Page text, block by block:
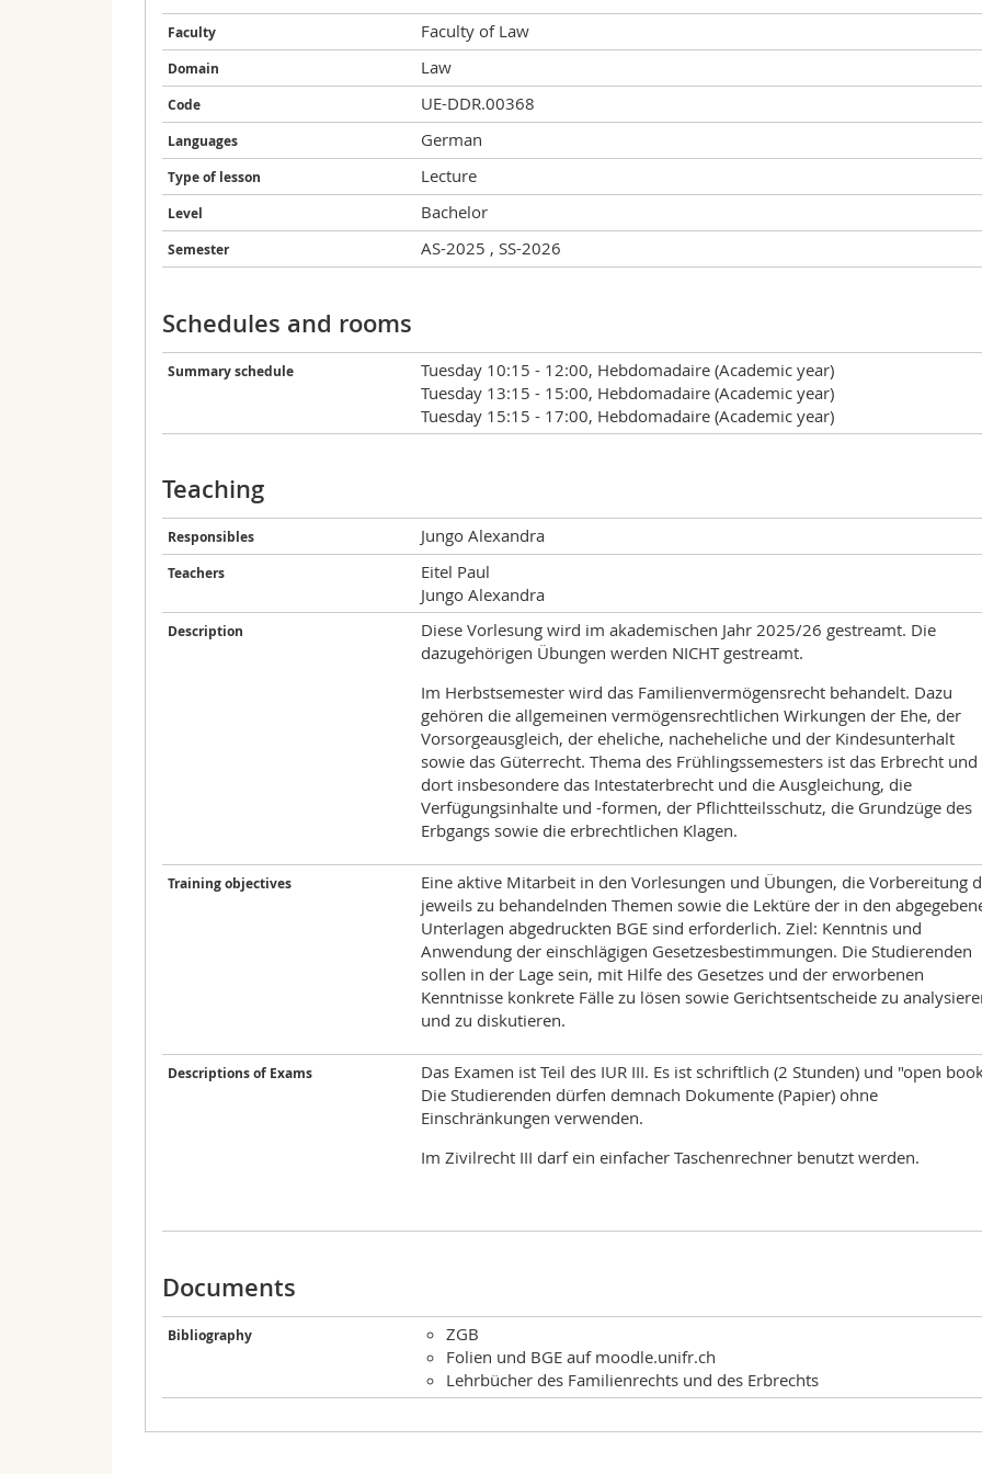
Faculty Faculty of Law
Domain Law
Code UE-DDR.00368
Languages German
Type of lesson Lecture
Level Bachelor
Semester AS-2025 , SS-2026
Schedules and rooms
Summary schedule
Tuesday 10:15 - 12:00, Hebdomadaire (Academic year)
Tuesday 13:15 - 15:00, Hebdomadaire (Academic year)
Tuesday 15:15 - 17:00, Hebdomadaire (Academic year)
Teaching
Responsibles Jungo Alexandra
Teachers
Eitel Paul
Jungo Alexandra
Description
Diese Vorlesung wird im akademischen Jahr 2025/26 gestreamt. Die
dazugehörigen Übungen werden NICHT gestreamt.
Im Herbstsemester wird das Familienvermögensrecht behandelt. Dazu
gehören die allgemeinen vermögensrechtlichen Wirkungen der Ehe, der
Vorsorgeausgleich, der eheliche, nacheheliche und der Kindesunterhalt
sowie das Güterrecht. Thema des Frühlingssemesters ist das Erbrecht und
dort insbesondere das Intestaterbrecht und die Ausgleichung, die
Verfügungsinhalte und -formen, der Pflichtteilsschutz, die Grundzüge des
Erbgangs sowie die erbrechtlichen Klagen.
Training objectives
Eine aktive Mitarbeit in den Vorlesungen und Übungen, die Vorbereitung
jeweils zu behandelnden Themen sowie die Lektüre der in den
Unterlagen abgedruckten BGE sind erforderlich. Ziel: Kenntnis und
Anwendung der einschlägigen Gesetzesbestimmungen. Die Studierenden
sollen in der Lage sein, mit Hilfe des Gesetzes und der erworbenen
Kenntnisse konkrete Fälle zu lösen sowie Gerichtsentscheide zu
und zu diskutieren.
Descriptions of Exams
Das Examen ist Teil des IUR III. Es ist schriftlich (2 Stunden) und "open
Die Studierenden dürfen demnach Dokumente (Papier) ohne
Einschränkungen verwenden.
Im Zivilrecht III darf ein einfacher Taschenrechner benutzt werden.
Documents
Bibliography
ZGB
Folien und BGE auf moodle.unifr.ch
Lehrbücher des Familienrechts und des Erbrechts